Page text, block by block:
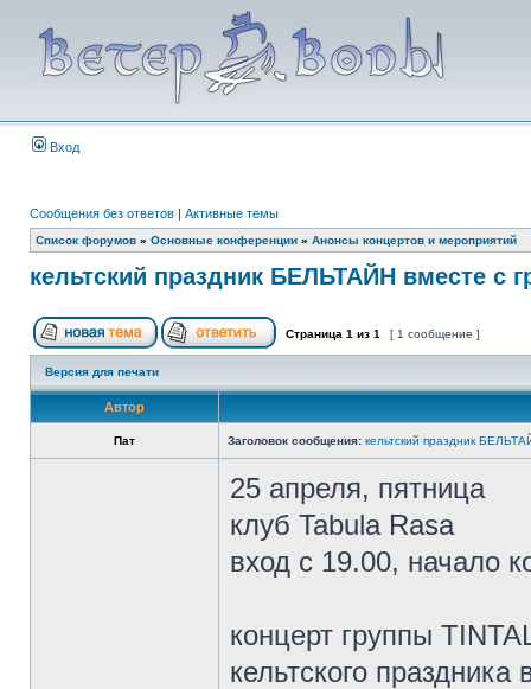
Вход
Сообщения без ответов | Активные темы
Список форумов » Основные конференции » Анонсы концертов и мероприятий
кельтский праздник БЕЛЬТАЙН вместе с
Страница 1 из 1 [ 1 сообщение ]
Версия для печати
Автор
Пат Заголовок сообщения: кельтский праздник
25 апреля, пятница
клуб Tabula Rasa
вход с 19.00, начало
концерт группы
кельтского